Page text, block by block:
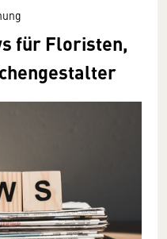
für Floristen,